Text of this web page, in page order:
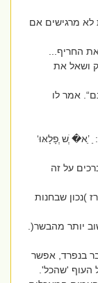
מרגישים אם
החריף...
את
אמר לו
על זה
שבחנות
יותר מהבשר(.
בנפרד, אפשר
'שהכל'.